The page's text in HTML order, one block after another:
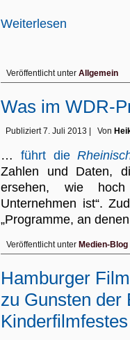
Weiterlesen
Veröffentlicht unter Allgemein
Was im WDR-
Publiziert 7. Juli 2013 Von
… führt die
Zahlen und Daten,
ersehen, wie
Unternehmen ist“.
„Programme, an
Veröffentlicht unter Medien-Blog
Hamburger
zu Gunsten der